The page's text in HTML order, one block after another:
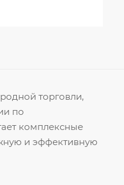
торговли,
по
комплексные
и эффективную